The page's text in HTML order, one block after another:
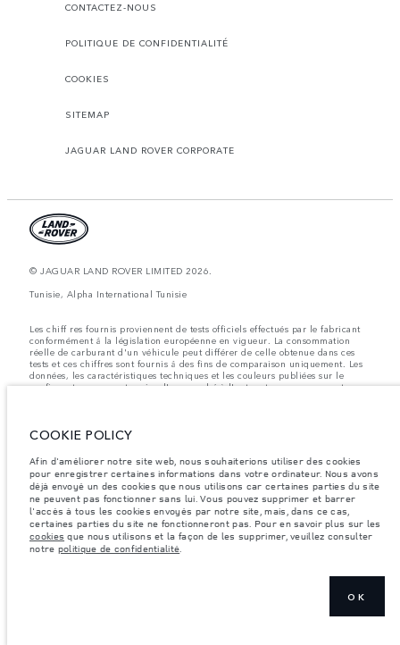
CONTACTEZ-NOUS
POLITIQUE DE CONFIDENTIALITÉ
COOKIES
SITEMAP
JAGUAR LAND ROVER CORPORATE
© JAGUAR LAND ROVER LIMITED 2026.
Tunisie, Alpha International Tunisie
Les chiff res fournis proviennent de tests officiels effectués par le fabricant
conformément å la législation européenne en vigueur. La consommation
réelle de carburant d'un véhicule peut différer de celle obtenue dans ces
tests et ces chiffres sont fournis å des fins de comparaison uniquement. Les
données, les caractéristiques techniques et les couleurs publiées sur le
configurateur peuvent varier d'un marché à l'autre et ne comprennent pas
Les poids indiqués correspondent à des spécifications de véhicule standard.
affecteront la charge utile. Assurez-vous que le poids total en charge du
véhicule, les charges maximales par essieu et la charge utile ne sont pas
dépassés lorsque vous chargez des accessoires, des occupants, des liquides
et des carburants.
Remarque importante sur les images et les spécifications. La pénurie
mondiale de semi-conducteurs affecte actuellement les spécifications de
construction des véhicules, la disponibilité des options et les délais de
construction. Cette situation s’avère très fluctuante, et par conséquent, les
COOKIE POLICY
Afin d'améliorer notre site web, nous souhaiterions utiliser des cookies
pour enregistrer certaines informations dans votre ordinateur. Nous avons
déjà envoyé un des cookies que nous utilisons car certaines parties du site
ne peuvent pas fonctionner sans lui. Vous pouvez supprimer et barrer
l'accès à tous les cookies envoyés par notre site, mais, dans ce cas,
certaines parties du site ne fonctionneront pas. Pour en savoir plus sur les
cookies que nous utilisons et la façon de les supprimer, veuillez consulter
notre politique de confidentialité.
OK